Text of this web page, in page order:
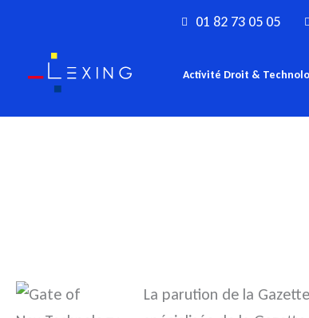
contenu
01 82 73 05 05
Activité Droit &
La parution de la